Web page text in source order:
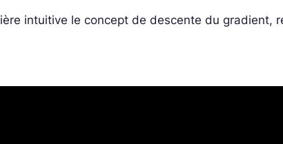
intuitive le concept de descente du gradient,